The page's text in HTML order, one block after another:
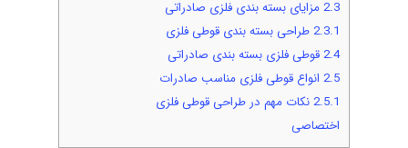
2.3مزایای بسته بندی فلزی صادراتی
2.3.1طراحی بسته بندی قوطی فلزی
2.4قوطی فلزی بسته بندی صادراتی
2.5 انواع قوطی فلزی مناسب صادرات
2.5.1نکات مهم در طراحی قوطی فلزی
اختصاصی